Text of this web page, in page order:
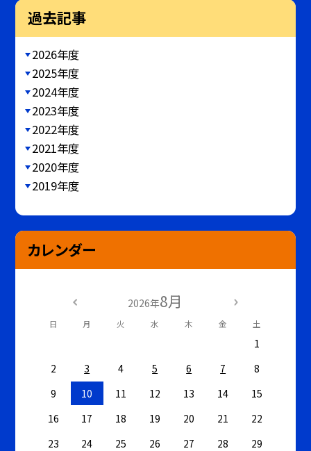
過去記事
2026年度
2025年度
2024年度
2023年度
2022年度
2021年度
2020年度
2019年度
カレンダー
2026年8月
日 月 火 水 木 金 土
1
2
3 4 5 6 7
8
9
10 11 12 13 14
15
16
17 18 19 20 21
22
23
24 25 26 27 28
29